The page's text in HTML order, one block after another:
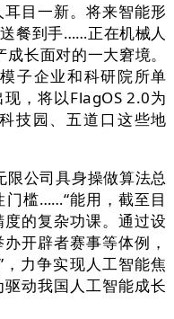
目一新。将来智能形
餐到手……正在机械人
长面对的一大窘境。
子企业和科研院所单
，将以FlagOS 2.0为
技园、五道口这些地
公司具身操做算法总
门槛……“能用，截至目
的复杂功课。通过设
开辟者赛事等体例，
力争实现人工智能焦
动我国人工智能成长